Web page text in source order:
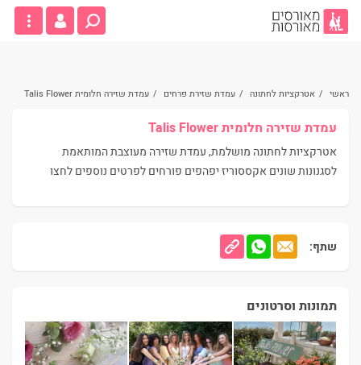
ראשי / אטרקציות לחתונה / עמדת שזירת פרחים / עמדת שזירה חלומית Talis Flower
עמדת שזירה חלומית Talis Flower
אטרקציות לחתונה מושלמת, עמדת שזירה מעוצבת המותאמת
לסגנונות שונים אקססוריז יפהפים פורחים לפרטים נוספים לחצו
שתף:
תמונות וסרטונים